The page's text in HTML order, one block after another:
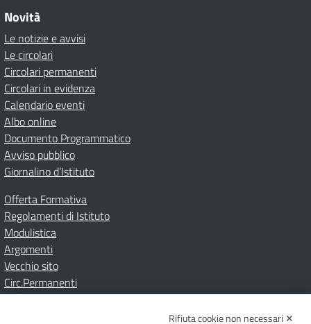
Novità
Le notizie e avvisi
Le circolari
Circolari permanenti
Circolari in evidenza
Calendario eventi
Albo online
Documento Programmatico
Avviso pubblico
Giornalino d’Istituto
Offerta Formativa
Regolamenti di Istituto
Modulistica
Argomenti
Vecchio sito
Circ.Permanenti
Rifiuta cookie non necessari ✕